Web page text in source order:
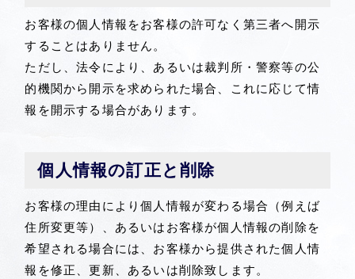
お客様の個人情報をお客様の許可なく第三者へ開示
することはありません。
ただし、法令により、あるいは裁判所・警察等の公
的機関から開示を求められた場合、これに応じて情
報を開示する場合があります。
個人情報の訂正と削除
お客様の理由により個人情報が変わる場合（例えば
住所変更等）、あるいはお客様が個人情報の削除を
希望される場合には、お客様から提供された個人情
報を修正、更新、あるいは削除致します。